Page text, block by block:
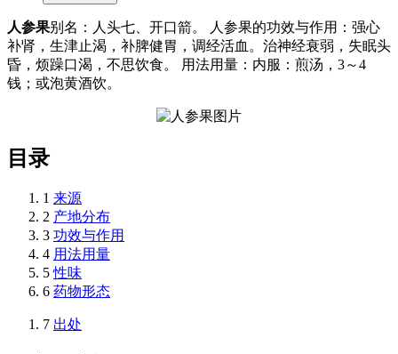
人参果别名：人头七、开口箭。 人参果的功效与作用：强心
补肾，生津止渴，补脾健胃，调经活血。治神经衰弱，失眠头
昏，烦躁口渴，不思饮食。 用法用量：内服：煎汤，3～4
钱；或泡黄酒饮。
目录
1 来源
2 产地分布
3 功效与作用
4 用法用量
5 性味
6 药物形态
7 出处